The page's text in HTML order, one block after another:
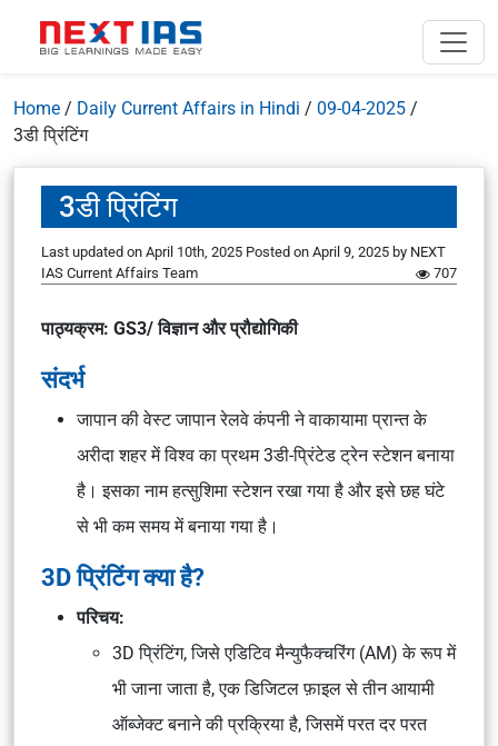
Home / Daily Current Affairs in Hindi / 09-04-2025 /
3डी प्रिंटिंग
3डी प्रिंटिंग
Last updated on April 10th, 2025 Posted on April 9, 2025 by NEXT
IAS Current Affairs Team
707
पाठ्यक्रम: GS3/ विज्ञान और प्रौद्योगिकी
संदर्भ
जापान की वेस्ट जापान रेलवे कंपनी ने वाकायामा प्रान्त के
अरीदा शहर में विश्व का प्रथम 3डी-प्रिंटेड ट्रेन स्टेशन बनाया
है। इसका नाम हत्सुशिमा स्टेशन रखा गया है और इसे छह घंटे
से भी कम समय में बनाया गया है।
3D प्रिंटिंग क्या है?
परिचय:
3D प्रिंटिंग, जिसे एडिटिव मैन्युफैक्चरिंग (AM) के रूप में
भी जाना जाता है, एक डिजिटल फ़ाइल से तीन आयामी
ऑब्जेक्ट बनाने की प्रक्रिया है, जिसमें परत दर परत